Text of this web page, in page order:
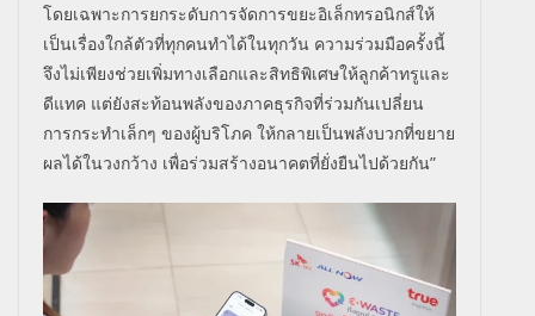
โดยเฉพาะการยกระดับการจัดการขยะอิเล็กทรอนิกส์ให้
เป็นเรื่องใกล้ตัวที่ทุกคนทำได้ในทุกวัน ความร่วมมือครั้งนี้
จึงไม่เพียงช่วยเพิ่มทางเลือกและสิทธิพิเศษให้ลูกค้าทรูและ
ดีแทค แต่ยังสะท้อนพลังของภาคธุรกิจที่ร่วมกันเปลี่ยน
การกระทำเล็กๆ ของผู้บริโภค ให้กลายเป็นพลังบวกที่ขยาย
ผลได้ในวงกว้าง เพื่อร่วมสร้างอนาคตที่ยั่งยืนไปด้วยกัน”